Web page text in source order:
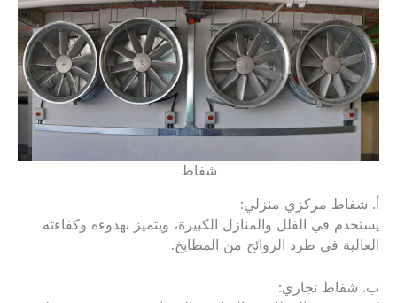
شفاط
أ. شفاط مركزي منزلي:
يستخدم في الفلل والمنازل الكبيرة، ويتميز بهدوءه وكفاءته
العالية في طرد الروائح من المطابخ.
ب. شفاط تجاري: